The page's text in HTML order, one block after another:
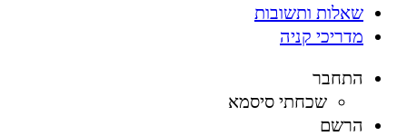
שאלות ותשובות
מדריכי קניה
התחבר
שכחתי סיסמא
הרשם